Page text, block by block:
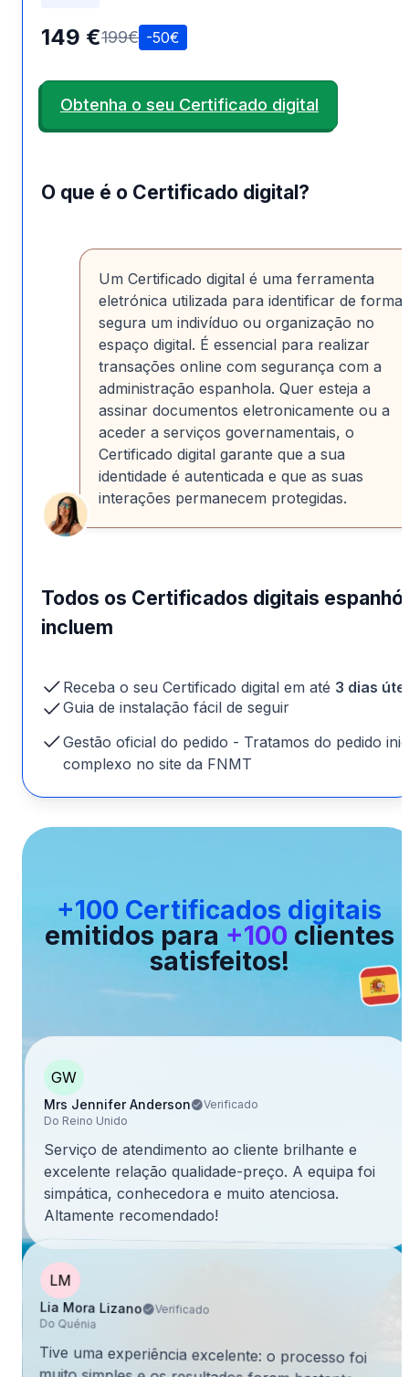
149 €199€ -50€
Obtenha o seu Certificado digital
O que é o Certificado digital?
Um Certificado digital é uma ferramenta
eletrónica utilizada para identificar de forma
segura um indivíduo ou organização no
espaço digital. É essencial para realizar
transações online com segurança com a
administração espanhola. Quer esteja a
assinar documentos eletronicamente ou a
aceder a serviços governamentais, o
Certificado digital garante que a sua
identidade é autenticada e que as suas
interações permanecem protegidas.
Todos os Certificados digitais
incluem
Receba o seu Certificado digital em até 3 dias
Guia de instalação fácil de seguir
Gestão oficial do pedido - Tratamos do pedido
complexo no site da FNMT
+100 Certificados digitais
emitidos para +100clientes
satisfeitos!
GW
Mrs Jennifer Anderson
Verificado
Do Reino Unido
Serviço de atendimento ao cliente brilhante e
excelente relação qualidade-preço. A equipa foi
simpática, conhecedora e muito atenciosa.
Altamente recomendado!
LM
Lia Mora Lizano Verificado
Do Quénia
Tive uma experiência excelente: o processo foi
muito simples e os resultados foram bastante
satisfatórios. Recomendo vivamente a utilização